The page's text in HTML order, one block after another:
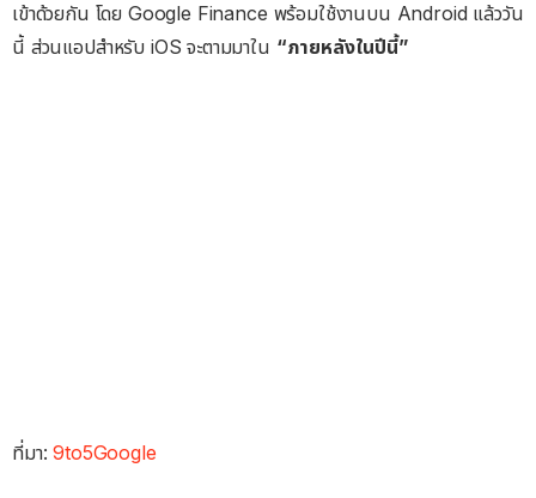
เข้าด้วยกัน โดย Google Finance พร้อมใช้งานบน Android แล้ววัน
นี้ ส่วนแอปสำหรับ iOS จะตามมาใน “ภายหลังในปีนี้”
ที่มา:9to5Google